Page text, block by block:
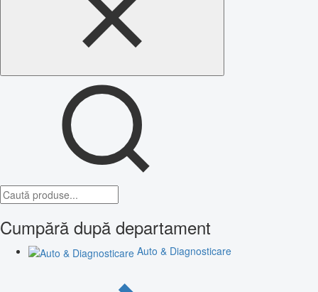
Cumpără după departament
Auto & Diagnosticare